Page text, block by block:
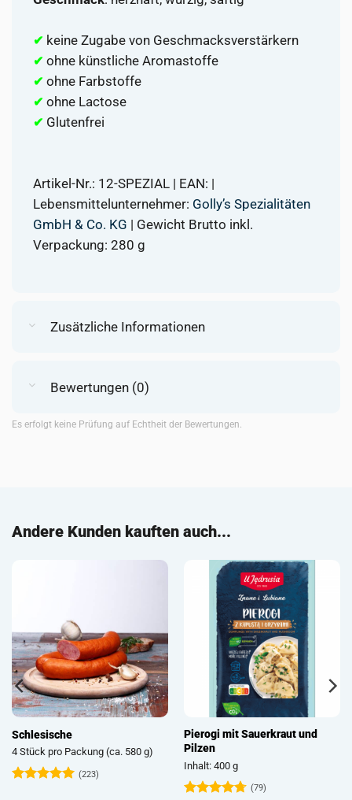
✔ keine Zugabe von Geschmacksverstärkern
✔ ohne künstliche Aromastoffe
✔ ohne Farbstoffe
✔ ohne Lactose
✔ Glutenfrei
Artikel-Nr.: 12-SPEZIAL | EAN: |
Lebensmittelunternehmer: Golly’s Spezialitäten
GmbH & Co. KG | Gewicht Brutto inkl.
Verpackung: 280 g
Zusätzliche Informationen
Bewertungen (0)
Es erfolgt keine Prüfung auf Echtheit der Bewertungen.
Andere Kunden kauften auch...
Schlesische
4 Stück pro Packung (ca. 580 g)
(223)
Pierogi mit Sauerkraut und
Pilzen
Inhalt: 400 g
(79)